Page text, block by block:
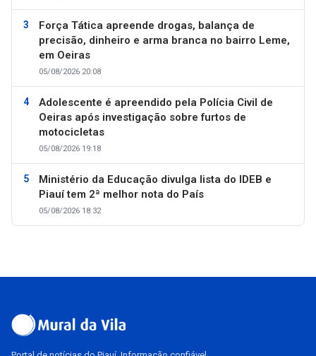
Força Tática apreende drogas, balança de
precisão, dinheiro e arma branca no bairro Leme,
em Oeiras
05/08/2026 20:08
Adolescente é apreendido pela Polícia Civil de
Oeiras após investigação sobre furtos de
motocicletas
05/08/2026 19:18
Ministério da Educação divulga lista do IDEB e
Piauí tem 2ª melhor nota do País
05/08/2026 18:32